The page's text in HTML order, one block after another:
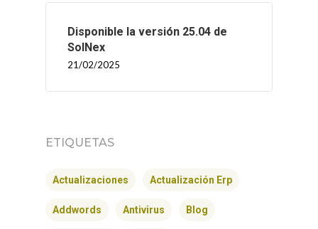
Disponible la versión 25.04 de
SolNex
21/02/2025
ETIQUETAS
Actualizaciones Actualización Erp
Addwords Antivirus Blog